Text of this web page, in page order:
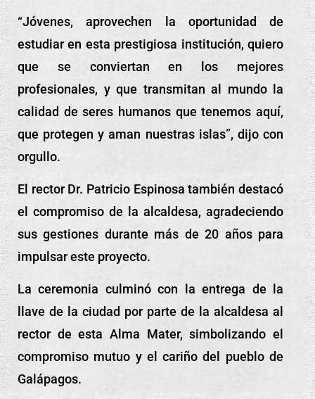
“Jóvenes, aprovechen la oportunidad de
estudiar en esta prestigiosa institución, quiero
que se conviertan en los mejores
profesionales, y que transmitan al mundo la
calidad de seres humanos que tenemos aquí,
que protegen y aman nuestras islas”, dijo con
orgullo.
El rector Dr. Patricio Espinosa también destacó
el compromiso de la alcaldesa, agradeciendo
sus gestiones durante más de 20 años para
impulsar este proyecto.
La ceremonia culminó con la entrega de la
llave de la ciudad por parte de la alcaldesa al
rector de esta Alma Mater, simbolizando el
compromiso mutuo y el cariño del pueblo de
Galápagos.